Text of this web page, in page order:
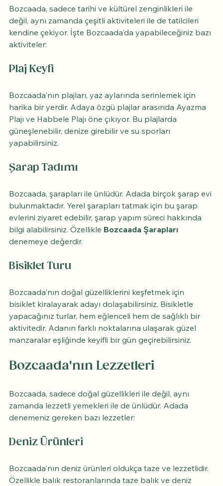
Bozcaada, sadece tarihi ve kültürel zenginlikleri ile
değil, aynı zamanda çeşitli aktiviteleri ile de tatilcileri
kendine çekiyor. İşte Bozcaada'da yapabileceğiniz bazı
aktiviteler:
Plaj Keyfi
Bozcaada'nın plajları, yaz aylarında serinlemek için
harika bir yerdir. Adaya özgü plajlar arasında Ayazma
Plajı ve Habbele Plajı öne çıkıyor. Bu plajlarda
güneşlenebilir, denize girebilir ve su sporları
yapabilirsiniz.
Şarap Tadımı
Bozcaada, şarapları ile ünlüdür. Adada birçok şarap evi
bulunmaktadır. Yerel şarapları tatmak için bu şarap
evlerini ziyaret edebilir, şarap yapım süreci hakkında
bilgi alabilirsiniz. Özellikle Bozcaada Şarapları
denemeye değerdir.
Bisiklet Turu
Bozcaada'nın doğal güzelliklerini keşfetmek için
bisiklet kiralayarak adayı dolaşabilirsiniz. Bisikletle
yapacağınız turlar, hem eğlenceli hem de sağlıklı bir
aktivitedir. Adanın farklı noktalarına ulaşarak güzel
manzaralar eşliğinde keyifli bir gün geçirebilirsiniz.
Bozcaada'nın Lezzetleri
Bozcaada, sadece doğal güzellikleri ile değil, aynı
zamanda lezzetli yemekleri ile de ünlüdür. Adada
denemeniz gereken bazı lezzetler:
Deniz Ürünleri
Bozcaada'nın deniz ürünleri oldukça taze ve lezzetlidir.
Özellikle balık restoranlarında taze balık ve deniz